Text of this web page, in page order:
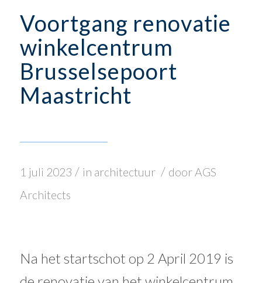
Voortgang renovatie
winkelcentrum
Brusselsepoort
Maastricht
1 juli 2023 / in architectuur / doorAGS
Architects
Na het startschot op 2 April 2019 is